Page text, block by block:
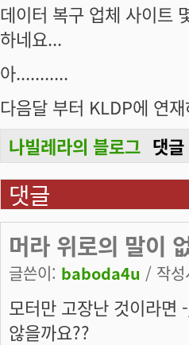
데이터 복구 업체 사이트
하네요...
아...........
다음달 부터 KLDP에 연
나빌레라의 블로그 댓
댓글
머라 위로의 말이
글쓴이: baboda4u / 작
모터만 고장난 것이라면
않을까요??